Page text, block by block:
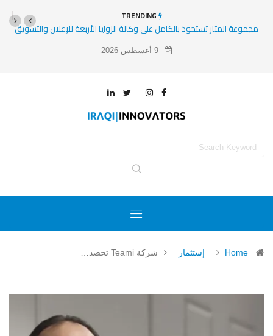
TRENDING
مجموعة المثار تستحوذ بالكامل على وكالة الزوايا الأربعة للإعلان والتسويق
Home إستثمار شركة Teami تحصد…